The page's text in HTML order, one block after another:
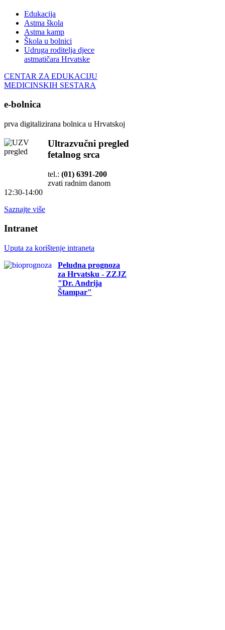
Edukacija
Astma škola
Astma kamp
Škola u bolnici
Udruga roditelja djece
astmatičara Hrvatske
CENTAR ZA EDUKACIJU
MEDICINSKIH SESTARA
e-bolnica
prva digitalizirana bolnica u Hrvatskoj
Ultrazvučni pregled
fetalnog srca
tel.: (01) 6391-200
zvati radnim danom
12:30-14:00
Saznajte više
Intranet
Uputa za korištenje intraneta
Peludna prognoza
za Hrvatsku - ZZJZ
"Dr. Andrija
Štampar"